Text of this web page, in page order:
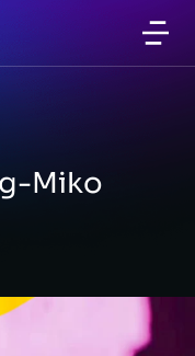
Miko